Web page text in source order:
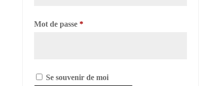
Mot de passe *Obligatoire
Se souvenir de moi